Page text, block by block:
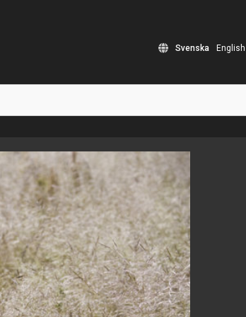
Svenska English